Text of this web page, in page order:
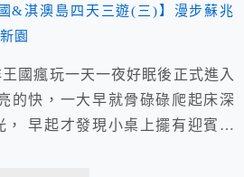
國瘋玩一天一夜好眠後正式進入
的快，一大早就骨碌碌爬起床深
， 早起才發現小桌上擺有迎賓水